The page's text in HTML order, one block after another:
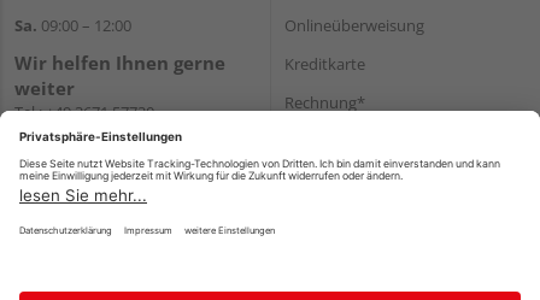
Sa. 09:00 – 12:00
Wir helfen Ihnen gerne
weiter
Tel.:+49 3671 57730
E-Mail:shop@s-h-z.de
Onlineüberweisung
Kreditkarte
Rechnung*
Versand
Impressum AGB Widerruf Datenschutz